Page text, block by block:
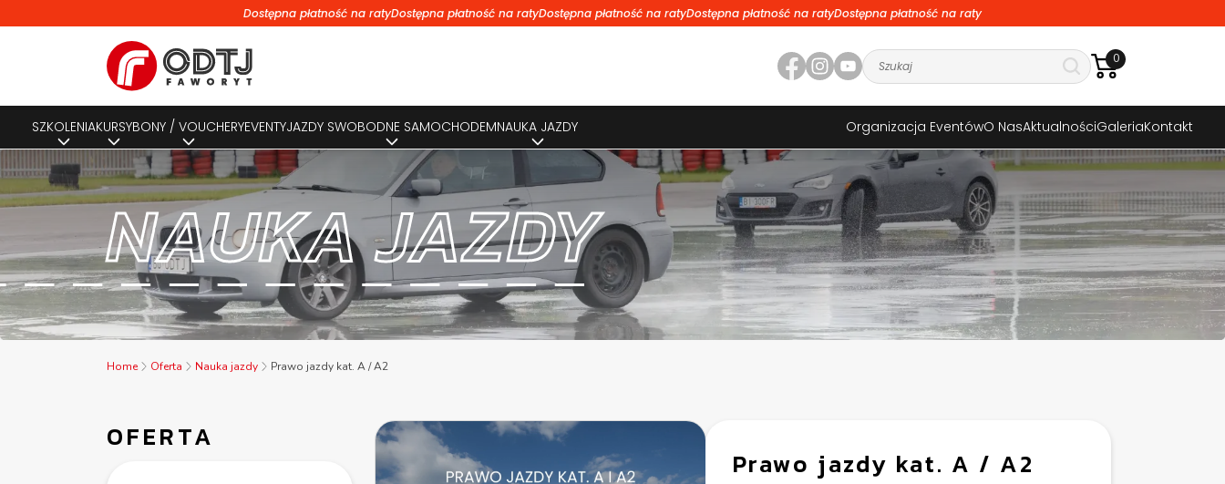
Dostępna płatność na ratyDostępna płatność na ratyDostępna płatność na ratyDostępna płatność na ratyDostępna płatność na raty
0
SZKOLENIAKURSYBONY / VOUCHERYEVENTYJAZDY SWOBODNE SAMOCHODEMNAUKA JAZDY Organizacja EventówO NasAktualnościGaleriaKontakt
NAUKA JAZDY
Home Oferta Nauka jazdy Prawo jazdy kat. A / A2
OFERTA
Prawo jazdy kat. A / A2